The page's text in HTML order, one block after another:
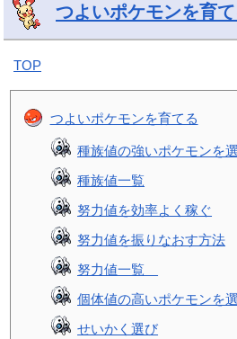
つよいポケモンを育
TOP
つよいポケモンを育てる
種族値の強いポケモンを
種族値一覧
努力値を効率よく稼ぐ
努力値を振りなおす方法
努力値一覧
個体値の高いポケモンを
せいかく選び